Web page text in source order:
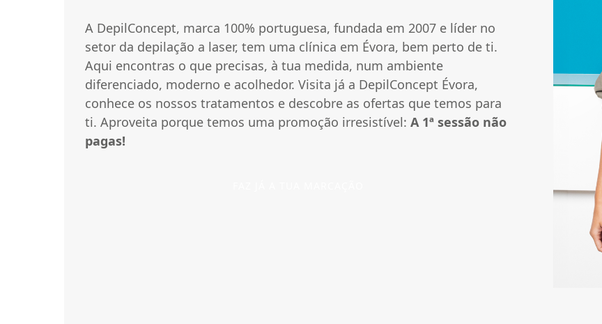
o
r
a
setor da depilação a laser, tem uma clínica em Évora, bem perto de ti.
Aqui encontras o que precisas, à tua medida, num ambiente
diferenciado, moderno e acolhedor. Visita já a DepilConcept Évora,
conhece os nossos tratamentos e descobre as ofertas que temos para
ti. Aproveita porque temos uma promoção irresistível:A 1ª sessão não
pagas!